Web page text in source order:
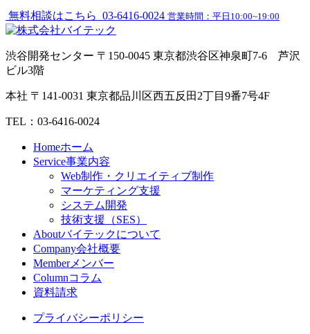
無料相談はこちら 03-6416-0024 営業時間：平日10:00~19:00
渋谷開発センター 〒150-0045 東京都渋谷区神泉町7-6 芦沢
ビル3階
本社 〒141-0031 東京都品川区西五反田2丁目9番7号4F
TEL：03-6416-0024
Homeホーム
Service事業内容
Web制作・クリエイティブ制作
マーケティング支援
システム開発
技術支援（SES）
Aboutバイテックについて
Company会社概要
Memberメンバー
Columnコラム
資料請求
プライバシーポリシー